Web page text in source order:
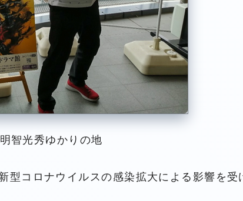
智光秀ゆかりの地
型コロナウイルスの感染拡大による影響を受